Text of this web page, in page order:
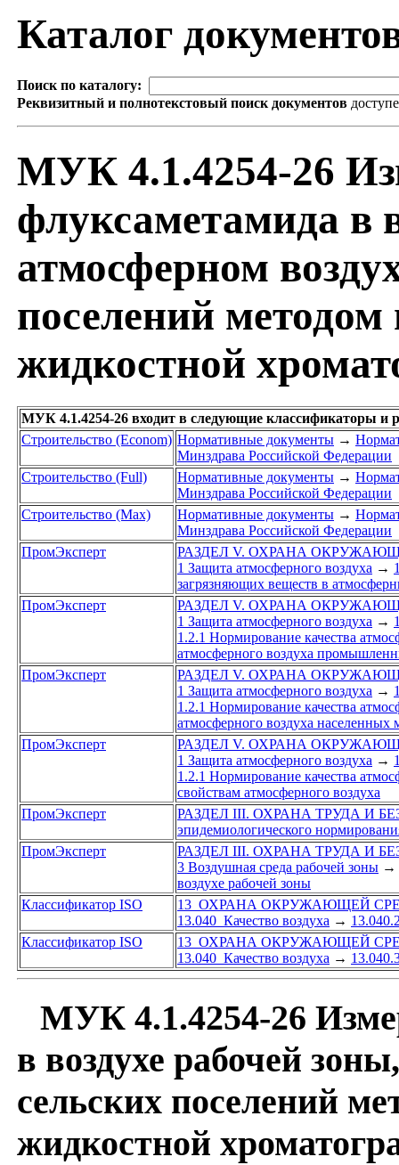
Каталог
Поиск по каталогу:
Реквизитный и полнотекстовый поиск документов
МУК 4.1.4254-26
флуксаметамида в
атмосферном
поселений
жидкостной
МУК 4.1.4254-26 входит в следующие классификаторы и
Строительство (Econom) Нормативные документы →
Минздрава Российской Федерации
Строительство (Full)
Нормативные документы →
Минздрава Российской Федерации
Строительство (Max)
Нормативные документы →
Минздрава Российской Федерации
ПромЭксперт
РАЗДЕЛ V. ОХРАНА
1 Защита атмосферного воздуха →
загрязняющих веществ в
ПромЭксперт
РАЗДЕЛ V. ОХРАНА
1 Защита атмосферного воздуха →
1.2.1 Нормирование качества
атмосферного воздуха
ПромЭксперт
РАЗДЕЛ V. ОХРАНА
1 Защита атмосферного воздуха →
1.2.1 Нормирование качества
атмосферного воздуха населенных
ПромЭксперт
РАЗДЕЛ V. ОХРАНА
1 Защита атмосферного воздуха →
1.2.1 Нормирование качества
свойствам атмосферного воздуха
ПромЭксперт
РАЗДЕЛ III. ОХРАНА ТРУДА И
эпидемиологического
ПромЭксперт
РАЗДЕЛ III. ОХРАНА ТРУДА И
3 Воздушная среда рабочей зоны →
воздухе рабочей зоны
Классификатор ISO
13 ОХРАНА ОКРУЖАЮЩЕЙ
13.040 Качество воздуха →
Классификатор ISO
13 ОХРАНА ОКРУЖАЮЩЕЙ
13.040 Качество воздуха →
МУК 4.1.4254-26
в воздухе рабочей
сельских поселений
жидкостной